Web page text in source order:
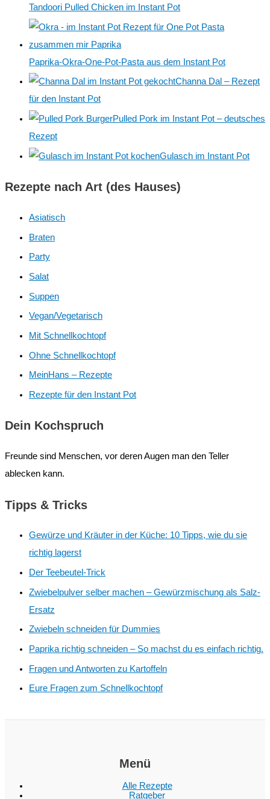
Tandoori Pulled Chicken im Instant Pot
Paprika-Okra-One-Pot-Pasta aus dem Instant Pot
Channa Dal – Rezept
für den Instant Pot
Pulled Pork im Instant Pot – deutsches
Rezept
Gulasch im Instant Pot
Rezepte nach Art (des Hauses)
Asiatisch
Braten
Party
Salat
Suppen
Vegan/Vegetarisch
Mit Schnellkochtopf
Ohne Schnellkochtopf
MeinHans – Rezepte
Rezepte für den Instant Pot
Dein Kochspruch
Freunde sind Menschen, vor deren Augen man den Teller
ablecken kann.
Tipps & Tricks
Gewürze und Kräuter in der Küche: 10 Tipps, wie du sie
richtig lagerst
Der Teebeutel-Trick
Zwiebelpulver selber machen – Gewürzmischung als Salz-
Ersatz
Zwiebeln schneiden für Dummies
Paprika richtig schneiden – So machst du es einfach richtig.
Fragen und Antworten zu Kartoffeln
Eure Fragen zum Schnellkochtopf
Menü
Alle Rezepte
Ratgeber